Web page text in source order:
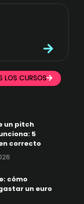
LOS CURSOS
un pitch
5
correcto
cómo
un euro